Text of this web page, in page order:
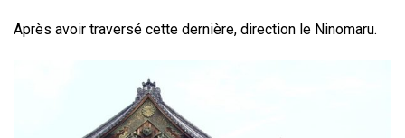
Après avoir traversé cette dernière, direction le Ninomaru.